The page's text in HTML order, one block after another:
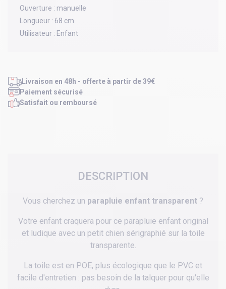
Ouverture : manuelle
Longueur : 68 cm
Utilisateur : Enfant
Livraison en 48h - offerte à partir de 39€
Paiement sécurisé
Satisfait ou remboursé
DESCRIPTION
Vous cherchez un parapluie enfant transparent ?
Votre enfant craquera pour ce parapluie enfant original
et ludique avec un petit chien sérigraphié sur la toile
transparente.
La toile est en POE, plus écologique que le PVC et
facile d'entretien : pas besoin de la talquer pour qu'elle